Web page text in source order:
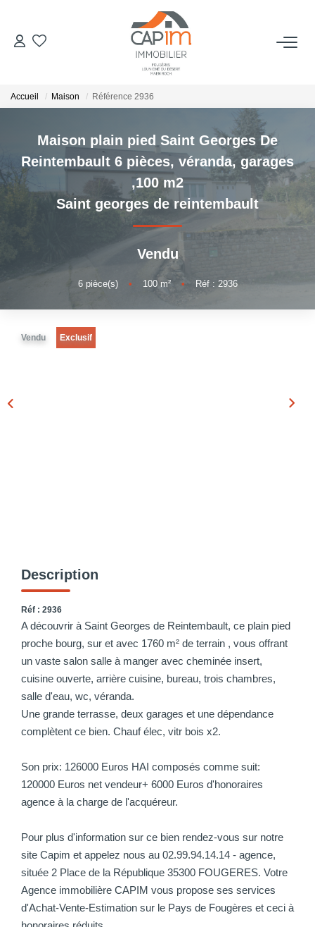
VENTES
NOTRE AGENCE
Qui Sommes Nous
Notre Équipe
Nous Rejoindre
Nos Actualités
CONTACT
Accueil Maison Référence 2936
Maison plain pied Saint Georges De
Reintembault 6 pièces, véranda, garages
,100 m2
Saint georges de reintembault
Vendu
6pièce(s) • 100m² • Réf : 2936
Vendu Exclusif
Description
Réf : 2936
A découvrir à Saint Georges de Reintembault, ce plain pied
proche bourg, sur et avec 1760 m² de terrain , vous offrant
un vaste salon salle à manger avec cheminée insert,
cuisine ouverte, arrière cuisine, bureau, trois chambres,
salle d'eau, wc, véranda.
Une grande terrasse, deux garages et une dépendance
complètent ce bien. Chauf élec, vitr bois x2.
Son prix: 126000 Euros HAI composés comme suit:
120000 Euros net vendeur+ 6000 Euros d'honoraires
agence à la charge de l'acquéreur.
Pour plus d'information sur ce bien rendez-vous sur notre
site Capim et appelez nous au 02.99.94.14.14 - agence,
située 2 Place de la République 35300 FOUGERES. Votre
Agence immobilière CAPIM vous propose ses services
d'Achat-Vente-Estimation sur le Pays de Fougères et ceci à